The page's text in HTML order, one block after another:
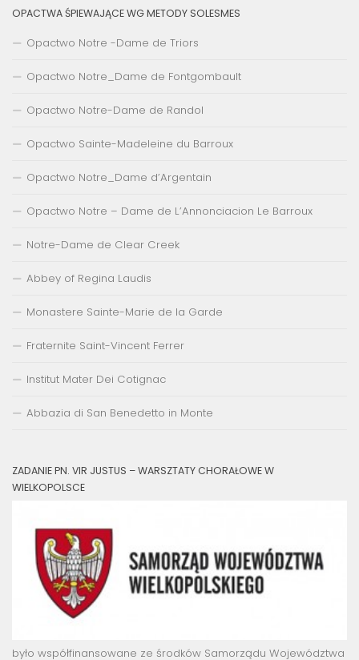
OPACTWA ŚPIEWAJĄCE WG METODY SOLESMES
Opactwo Notre -Dame de Triors
Opactwo Notre_Dame de Fontgombault
Opactwo Notre-Dame de Randol
Opactwo Sainte-Madeleine du Barroux
Opactwo Notre_Dame d’Argentain
Opactwo Notre – Dame de L’Annonciacion Le Barroux
Notre-Dame de Clear Creek
Abbey of Regina Laudis
Monastere Sainte-Marie de la Garde
Fraternite Saint-Vincent Ferrer
Institut Mater Dei Cotignac
Abbazia di San Benedetto in Monte
ZADANIE PN. VIR JUSTUS – WARSZTATY CHORAŁOWE W
WIELKOPOLSCE
było współfinansowane ze środków Samorządu Województwa